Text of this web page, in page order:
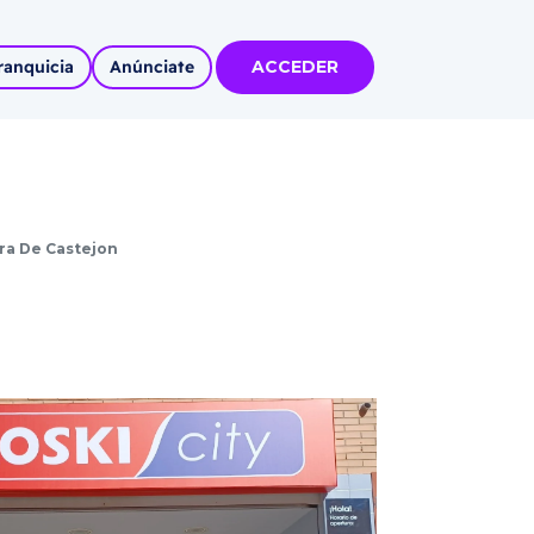
invertir
MÁS
con
tu Marca
Anúnciate ACCEDER
De Castejon